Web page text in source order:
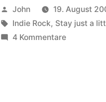
Rock
’n‘
Roll“
Veröffentlicht
von
John 19. August
Schlagwörter:
Indie Rock, Stay just a
4 Kommentarezu